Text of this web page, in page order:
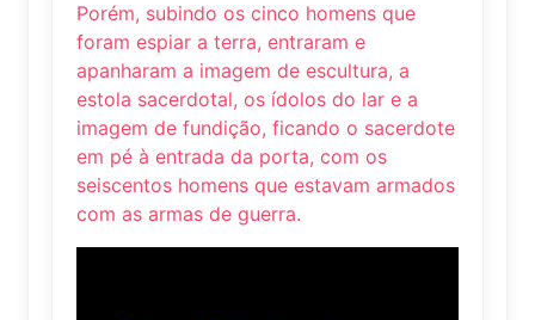
Porém, subindo os cinco homens que
foram espiar a terra, entraram e
apanharam a imagem de escultura, a
estola sacerdotal, os ídolos do lar e a
imagem de fundição, ficando o sacerdote
em pé à entrada da porta, com os
seiscentos homens que estavam armados
com as armas de guerra.